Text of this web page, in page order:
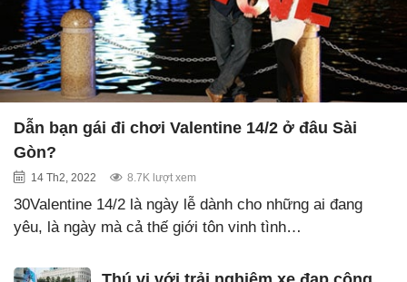
Dẫn bạn gái đi chơi Valentine 14/2 ở đâu Sài
Gòn?
14 Th2, 2022 8.7K lượt xem
30Valentine 14/2 là ngày lễ dành cho những ai đang
yêu, là ngày mà cả thế giới tôn vinh tình…